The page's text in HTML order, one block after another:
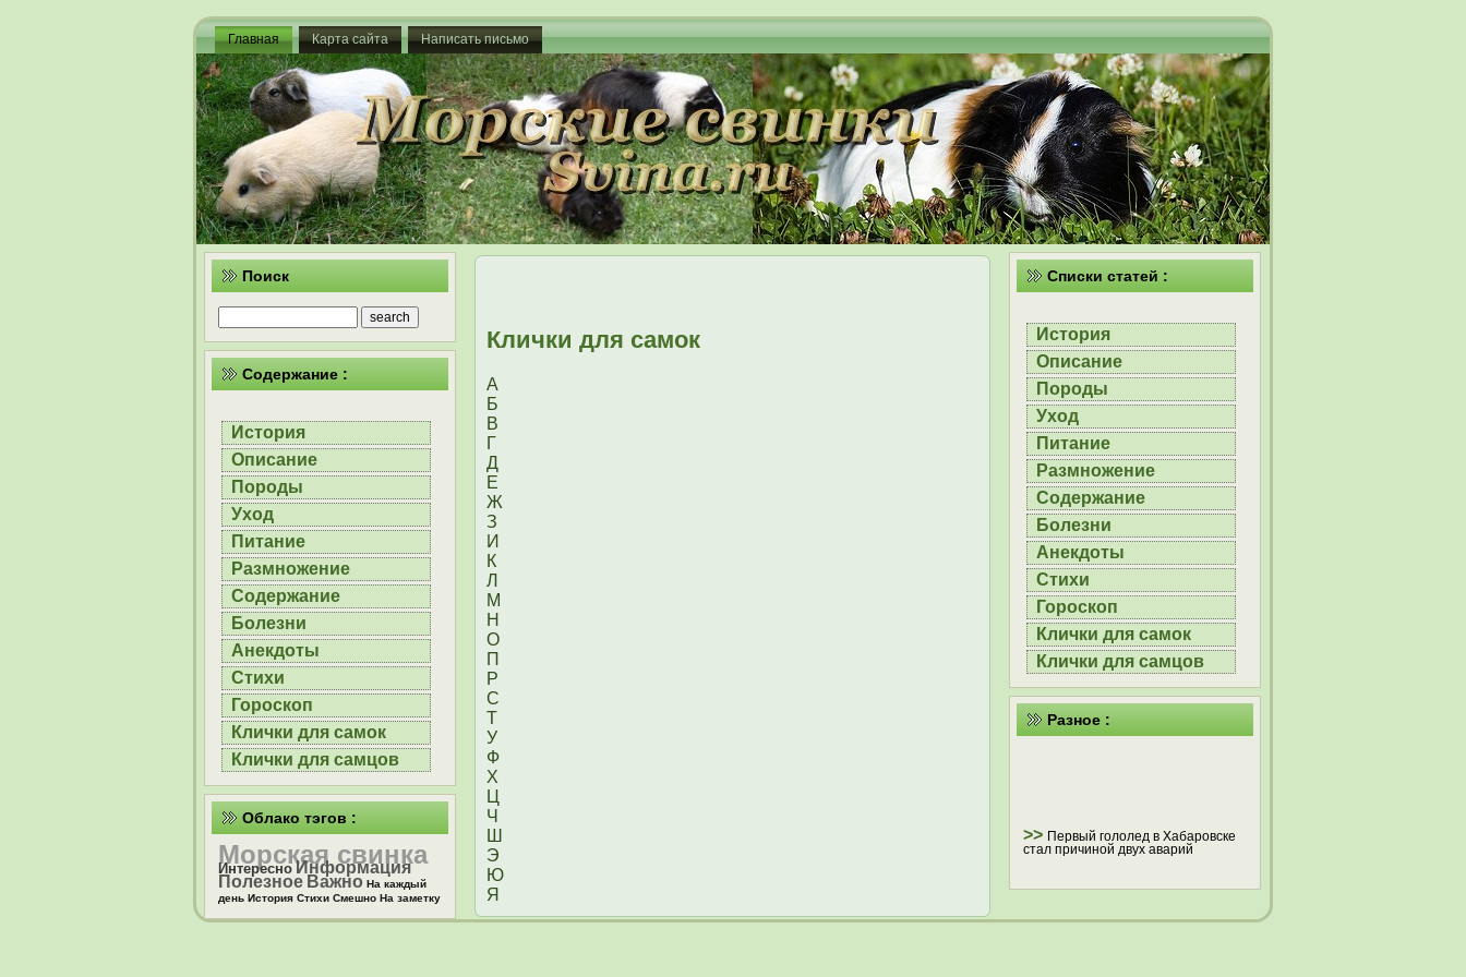
Главная Карта сайта Написать письмо
Поиск
Содержание :
История
Описание
Породы
Уход
Питание
Размножение
Содержание
Болезни
Анекдоты
Стихи
Гороскоп
Клички для самок
Клички для самцов
Облако тэгов :
Морская свинка
Интересно Информация
Полезное Важно На каждый
день История Стихи Смешно На заметку
Клички для самок
А
Б
B
Г
Д
Е
Ж
З
И
К
Л
М
Н
О
П
Р
С
Т
У
Ф
Х
Ц
Ч
Ш
Э
Ю
Я
Списки статей :
История
Описание
Породы
Уход
Питание
Размножение
Содержание
Болезни
Анекдоты
Стихи
Гороскоп
Клички для самок
Клички для самцов
Разное :
>> Первый гололед в Хабаровске
стал причиной двух аварий